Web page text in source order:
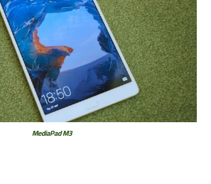
MediaPad M3